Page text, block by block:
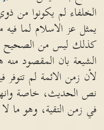
الخلفاء لم يكونوا من
يمثل عز الاسلام لما
كذلك ليس من الصحيح
الشيعة بان المقصود منه
لأن زمن الائمة لم
نص الحديث، خاصة
في زمن التقية، وهو ما